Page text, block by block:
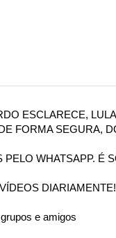
ESCLARECE,
FORMA SEGURA,
WHATSAPP. É
DIARIAMENTE!
e amigos